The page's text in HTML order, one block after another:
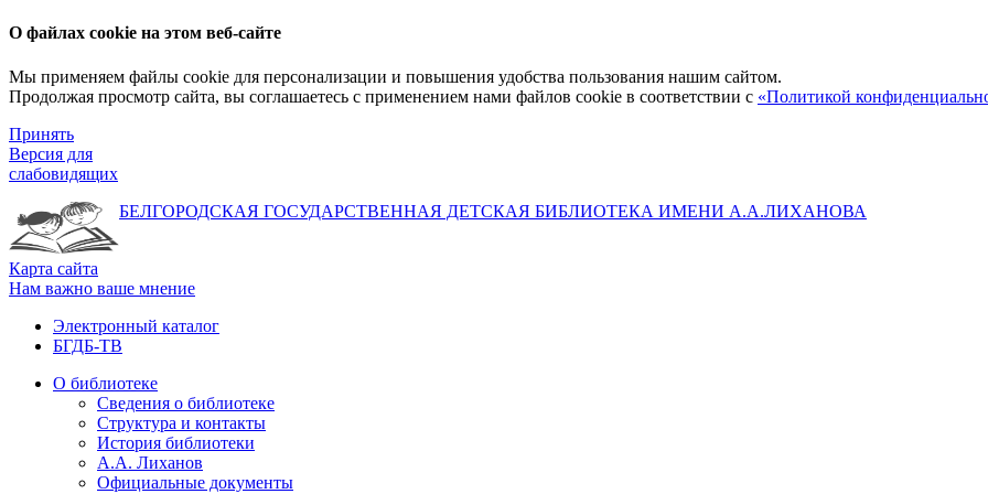
О файлах cookie на этом веб-сайте
Мы применяем файлы cookie для персонализации и повышения удобства пользования нашим сайтом.
Продолжая просмотр сайта, вы соглашаетесь с применением нами файлов cookie в соответствии с «Политикой
Принять
Версия для
слабовидящих
БЕЛГОРОДСКАЯ ГОСУДАРСТВЕННАЯ ДЕТСКАЯ БИБЛИОТЕКА ИМЕНИ А.А.ЛИХАНОВА
Карта сайта
Нам важно ваше мнение
Электронный каталог
БГДБ-ТВ
О библиотеке
Сведения о библиотеке
Структура и контакты
История библиотеки
А.А. Лиханов
Официальные документы